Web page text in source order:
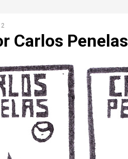
Carlos Penelas